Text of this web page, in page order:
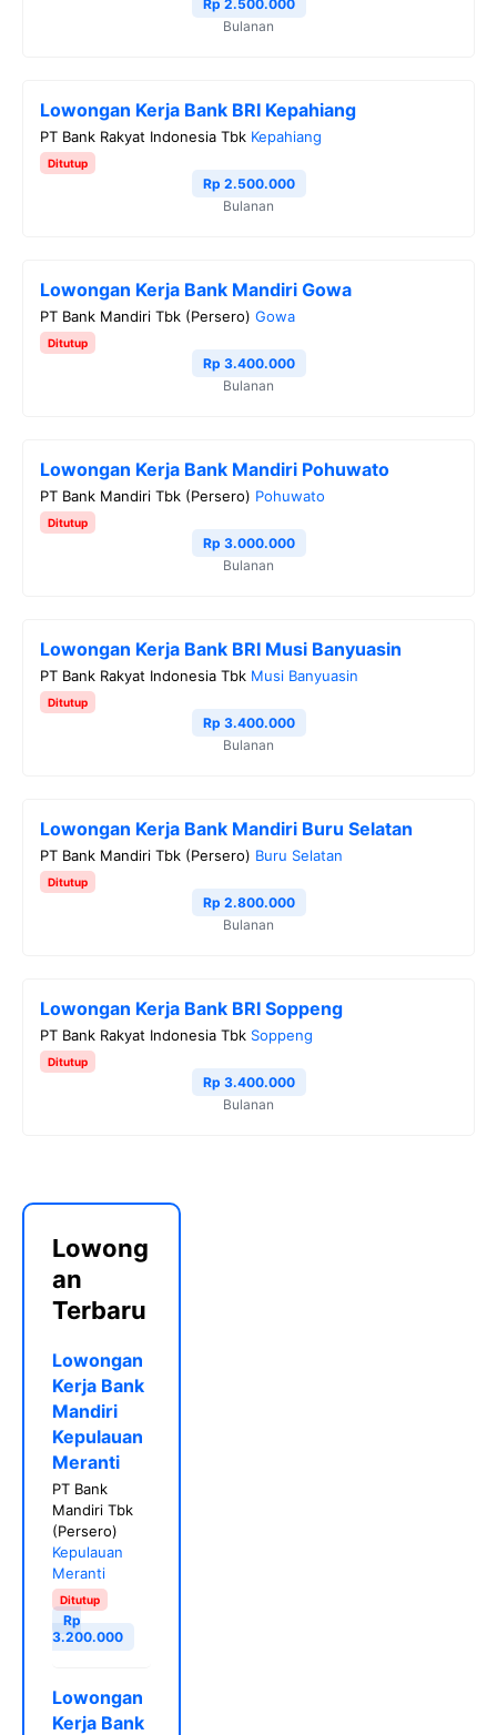
Rp 2.500.000
Bulanan
Lowongan Kerja Bank BRI Kepahiang
PT Bank Rakyat Indonesia Tbk Kepahiang
Ditutup
Rp 2.500.000
Bulanan
Lowongan Kerja Bank Mandiri Gowa
PT Bank Mandiri Tbk (Persero) Gowa
Ditutup
Rp 3.400.000
Bulanan
Lowongan Kerja Bank Mandiri Pohuwato
PT Bank Mandiri Tbk (Persero) Pohuwato
Ditutup
Rp 3.000.000
Bulanan
Lowongan Kerja Bank BRI Musi Banyuasin
PT Bank Rakyat Indonesia Tbk Musi Banyuasin
Ditutup
Rp 3.400.000
Bulanan
Lowongan Kerja Bank Mandiri Buru Selatan
PT Bank Mandiri Tbk (Persero) Buru Selatan
Ditutup
Rp 2.800.000
Bulanan
Lowongan Kerja Bank BRI Soppeng
PT Bank Rakyat Indonesia Tbk Soppeng
Ditutup
Rp 3.400.000
Bulanan
Lowong
an
Terbaru
Lowongan
Kerja Bank
Mandiri
Kepulauan
Meranti
PT Bank
Mandiri Tbk
(Persero)
Kepulauan
Meranti
Ditutup
Rp
3.200.000
Lowongan
Kerja Bank